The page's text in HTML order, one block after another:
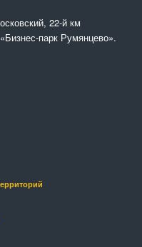
22-й км
парк Румянцево».